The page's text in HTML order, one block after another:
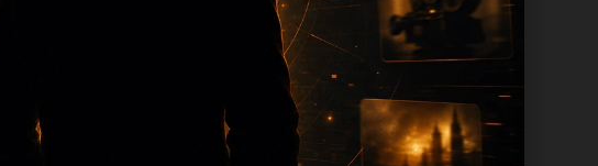
片，将使用同主题默认图兜底；如果标题过短、描
，帮助用户从一个入口跳转到同类页面、专题合集和
、内链结构完善和后续采集归类的承接作用。